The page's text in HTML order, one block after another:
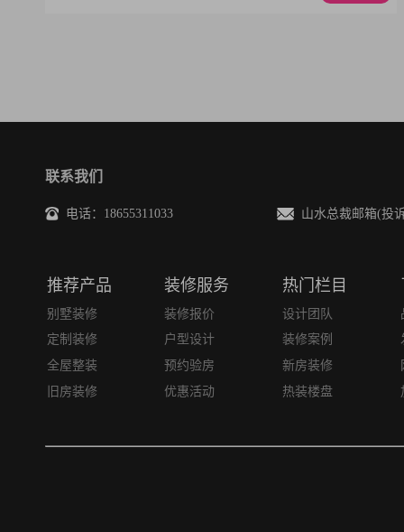
联系我们
电话：18655311033 山水总裁邮箱(投
推荐产品 装修服务 热门栏目
别墅装修 装修报价 设计团队
定制装修
户型设计 装修案例
全屋整装
预约验房 新房装修
旧房装修
优惠活动 热装楼盘